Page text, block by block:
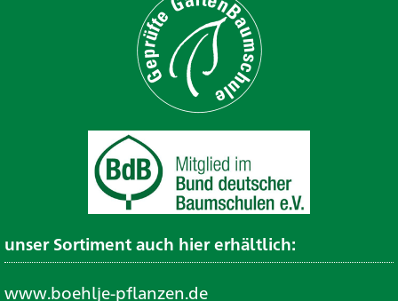
unser Sortiment auch hier erhältlich:
www.boehlje-pflanzen.de